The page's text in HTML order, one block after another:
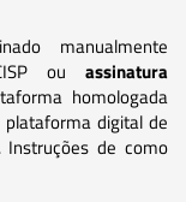
manualmente
ou assinatura
homologada
digital de
Instruções de como